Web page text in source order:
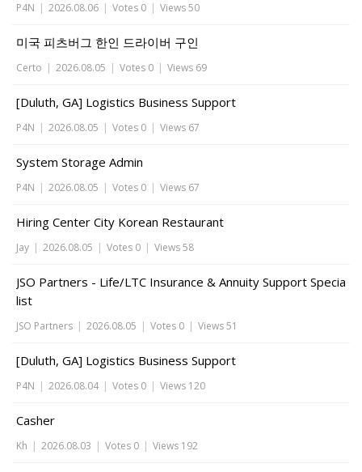
P4N | 2026.08.06 | Votes 0 | Views 50
미국 피츠버그 한인 드라이버 구인
Certo | 2026.08.05 | Votes 0 | Views 69
[Duluth, GA] Logistics Business Support
P4N | 2026.08.05 | Votes 0 | Views 67
System Storage Admin
P4N | 2026.08.05 | Votes 0 | Views 67
Hiring Center City Korean Restaurant
Jay | 2026.08.05 | Votes 0 | Views 58
JSO Partners - Life/LTC Insurance & Annuity Support Specia
list
JSO Partners | 2026.08.05 | Votes 0 | Views 51
[Duluth, GA] Logistics Business Support
P4N | 2026.08.04 | Votes 0 | Views 120
Casher
Kh | 2026.08.03 | Votes 0 | Views 192